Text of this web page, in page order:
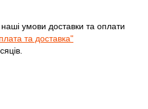
умови доставки та оплати
та доставка"